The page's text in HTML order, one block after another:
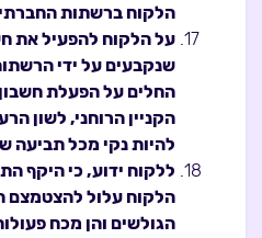
הלקוח ברשתות
על הלקוח להפעיל את
שנקבעים על ידי
החלים על הפעלת
הקניין הרוחני, לשון
להיות נקי מכל תביעה
ללקוח ידוע, כי היקף
הלקוח עלול להצטמצם
הגולשים והן מכח